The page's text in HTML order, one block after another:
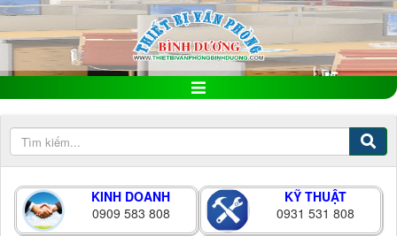
KINH DOANH
0909 583 808
KỸ THUẬT
0931 531 808